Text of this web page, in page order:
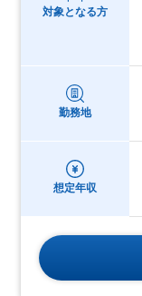
対象となる方
勤務地
想定年収